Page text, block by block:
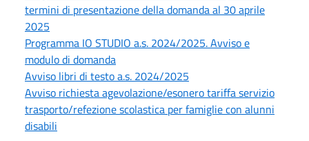
termini di presentazione della domanda al 30 aprile
2025
Programma IO STUDIO a.s. 2024/2025. Avviso e
modulo di domanda
Avviso libri di testo a.s. 2024/2025
Avviso richiesta agevolazione/esonero tariffa servizio
trasporto/refezione scolastica per famiglie con alunni
disabili